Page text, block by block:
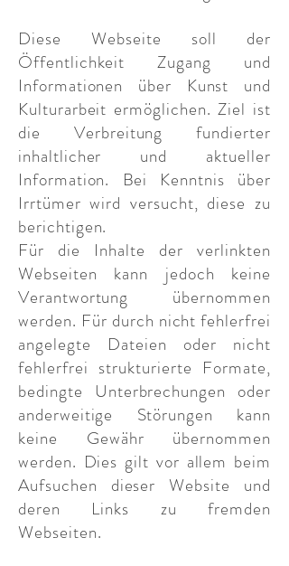
Diese Webseite soll der
Öffentlichkeit Zugang und
Informationen über Kunst und
Kulturarbeit ermöglichen. Ziel ist
die Verbreitung fundierter
inhaltlicher und aktueller
Information. Bei Kenntnis über
Irrtümer wird versucht, diese zu
berichtigen.
Für die Inhalte der verlinkten
Webseiten kann jedoch keine
Verantwortung übernommen
werden. Für durch nicht fehlerfrei
angelegte Dateien oder nicht
fehlerfrei strukturierte Formate,
bedingte Unterbrechungen oder
anderweitige Störungen kann
keine Gewähr übernommen
werden. Dies gilt vor allem beim
Aufsuchen dieser Website und
deren Links zu fremden
Webseiten.